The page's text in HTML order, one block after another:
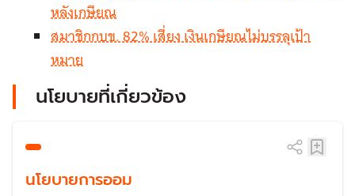
หลังเกษียณ
สมาชิกกบข. 82% เสี่ยง เงินเกษียณไม่บรรลุเป้า
หมาย
นโยบายที่เกี่ยวข้อง
นโยบายการออม